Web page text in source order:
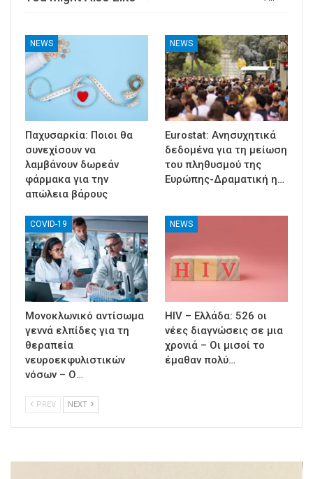
NEWS
Παχυσαρκία: Ποιοι θα
συνεχίσουν να
λαμβάνουν δωρεάν
φάρμακα για την
απώλεια βάρους
NEWS
Eurostat: Ανησυχητικά
δεδομένα για τη μείωση
του πληθυσμού της
Ευρώπης-Δραματική η…
COVID-19
Μονοκλωνικό αντίσωμα
γεννά ελπίδες για τη
θεραπεία
νευροεκφυλιστικών
νόσων – Ο…
NEWS
HIV – Ελλάδα: 526 οι
νέες διαγνώσεις σε μια
χρονιά – Οι μισοί το
έμαθαν πολύ…
PREV NEXT